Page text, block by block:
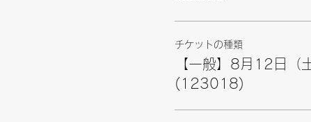
チケットの種類
【一般】8月12日
(123018)